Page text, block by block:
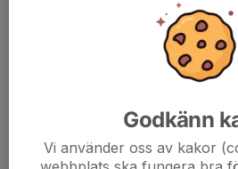
Godkänn
Vi använder oss av kakor